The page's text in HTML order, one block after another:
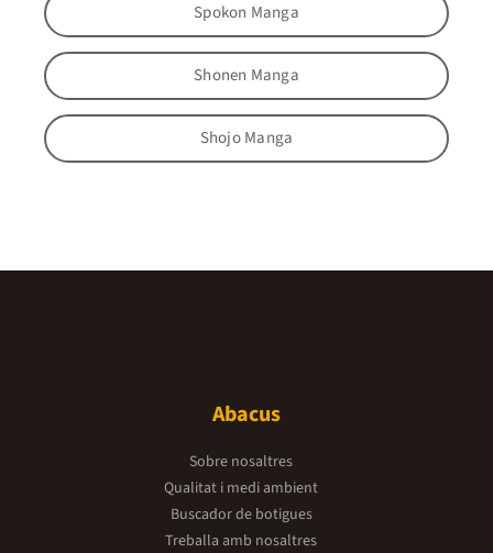
Spokon Manga
Shonen Manga
Shojo Manga
Abacus
Sobre nosaltres
Qualitat i medi ambient
Buscador de botigues
Treballa amb nosaltres